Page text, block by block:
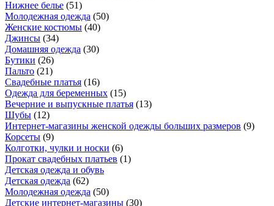
Нижнее белье (51)
Молодежная одежда (50)
Женские костюмы (40)
Джинсы (34)
Домашняя одежда (30)
Бутики (26)
Пальто (21)
Свадебные платья (16)
Одежда для беременных (15)
Вечерние и выпускные платья (13)
Шубы (12)
Интернет-магазины женской одежды больших размеров (9)
Корсеты (9)
Колготки, чулки и носки (6)
Прокат свадебных платьев (1)
Детская одежда и обувь
Детская одежда (62)
Молодежная одежда (50)
Детские интернет-магазины (30)